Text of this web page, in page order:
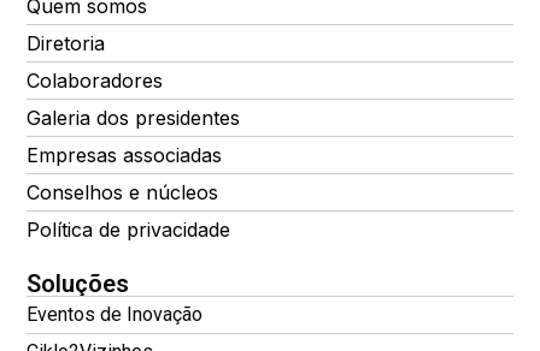
Quem somos
Diretoria
Colaboradores
Galeria dos presidentes
Empresas associadas
Conselhos e núcleos
Política de privacidade
Soluções
Eventos de Inovação